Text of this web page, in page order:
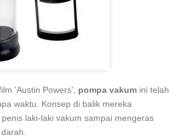
'Austin Powers', pompa vakum ini telah
waktu. Konsep di balik mereka
laki-laki vakum sampai mengeras